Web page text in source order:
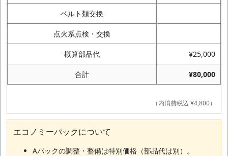
ベルト類交換
点火系点検・交換
概算部品代 ¥25,000
合計 ¥80,000
（内消費税込 ¥4,800）
エコノミーパックについて
Aパックの調整・整備は特別価格（部品代は別）。